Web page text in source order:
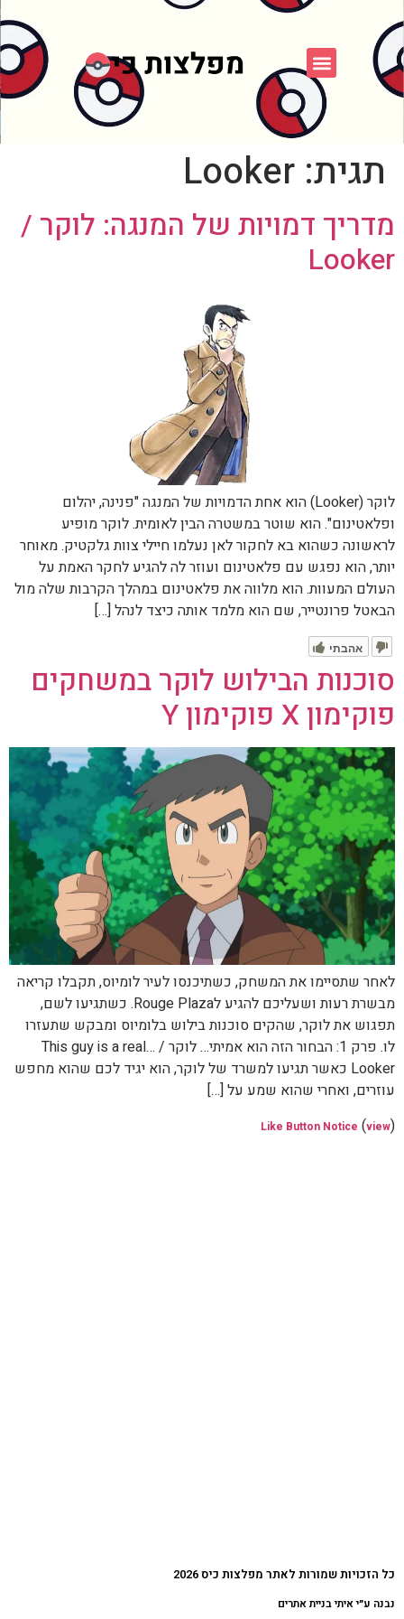
תגית: Looker
מדריך דמויות של המנגה: לוקר /
Looker
לוקר (Looker) הוא אחת הדמויות של המנגה "פנינה, יהלום
ופלאטינום". הוא שוטר במשטרה הבין לאומית. לוקר מופיע
לראשונה כשהוא בא לחקור לאן נעלמו חיילי צוות גלקטיק. מאוחר
יותר, הוא נפגש עם פלאטינום ועוזר לה להגיע לחקר האמת על
העולם המעוות. הוא מלווה את פלאטינום במהלך הקרבות שלה מול
הבאטל פרונטייר, שם הוא מלמד אותה כיצד לנהל […]
אהבתי
סוכנות הבילוש לוקר במשחקים
פוקימון X פוקימון Y
לאחר שתסיימו את המשחק, כשתיכנסו לעיר לומיוס, תקבלו קריאה
מבשרת רעות ושעליכם להגיע לRouge Plaza. כשתגיעו לשם,
תפגוש את לוקר, שהקים סוכנות בילוש בלומיוס ומבקש שתעזרו
לו. פרק 1: הבחור הזה הוא אמיתי… לוקר / This guy is a real…
Looker כאשר תגיעו למשרד של לוקר, הוא יגיד לכם שהוא מחפש
עוזרים, ואחרי שהוא שמע על […]
Like Button Notice (view)
כל הזכויות שמורות לאתר מפלצות כיס 2026
נבנה ע״י איתי בניית אתרים